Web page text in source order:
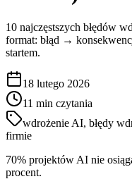
10 najczęstszych błędów
format: błąd →
startem.
18 lutego 2026
11 min czytania
wdrożenie AI, błędy
firmie
70% projektów AI nie
procent.